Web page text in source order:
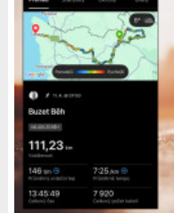
Jak to vypadá, když
běžecká dynamika